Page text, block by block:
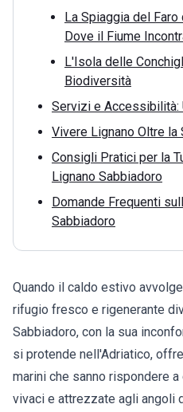
La Spiaggia del Faro
Dove il Fiume
L'Isola delle
Biodiversità
Servizi e Accessibilità:
Vivere Lignano Oltre
Consigli Pratici per la
Lignano Sabbiadoro
Domande Frequenti
Sabbiadoro
Quando il caldo estivo
rifugio fresco e rigenerante
Sabbiadoro, con la sua
si protende nell'Adriatico,
marini che sanno rispondere
vivaci e attrezzate agli angoli